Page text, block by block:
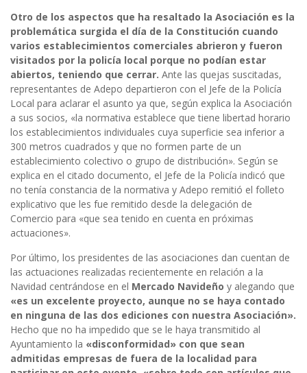
Otro de los aspectos que ha resaltado la Asociación es la
problemática surgida el día de la Constitución cuando
varios establecimientos comerciales abrieron y fueron
visitados por la policía local porque no podían estar
abiertos, teniendo que cerrar. Ante las quejas suscitadas,
representantes de Adepo departieron con el Jefe de la Policía
Local para aclarar el asunto ya que, según explica la Asociación
a sus socios, «la normativa establece que tiene libertad horario
los establecimientos individuales cuya superficie sea inferior a
300 metros cuadrados y que no formen parte de un
establecimiento colectivo o grupo de distribución». Según se
explica en el citado documento, el Jefe de la Policía indicó que
no tenía constancia de la normativa y Adepo remitió el folleto
explicativo que les fue remitido desde la delegación de
Comercio para «que sea tenido en cuenta en próximas
actuaciones».
Por último, los presidentes de las asociaciones dan cuentan de
las actuaciones realizadas recientemente en relación a la
Navidad centrándose en el Mercado Navideño y alegando que
«es un excelente proyecto, aunque no se haya contado
en ninguna de las dos ediciones con nuestra Asociación».
Hecho que no ha impedido que se le haya transmitido al
Ayuntamiento la «disconformidad» con que sean
admitidas empresas de fuera de la localidad para